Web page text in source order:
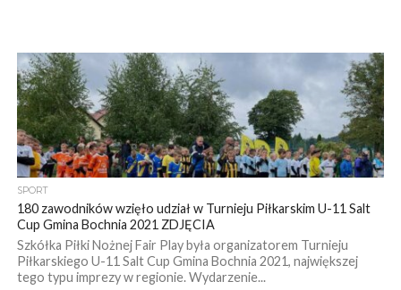
SPORT
180 zawodników wzięło udział w Turnieju Piłkarskim U-11 Salt
Cup Gmina Bochnia 2021 ZDJĘCIA
Szkółka Piłki Nożnej Fair Play była organizatorem Turnieju
Piłkarskiego U-11 Salt Cup Gmina Bochnia 2021, największej
tego typu imprezy w regionie. Wydarzenie...